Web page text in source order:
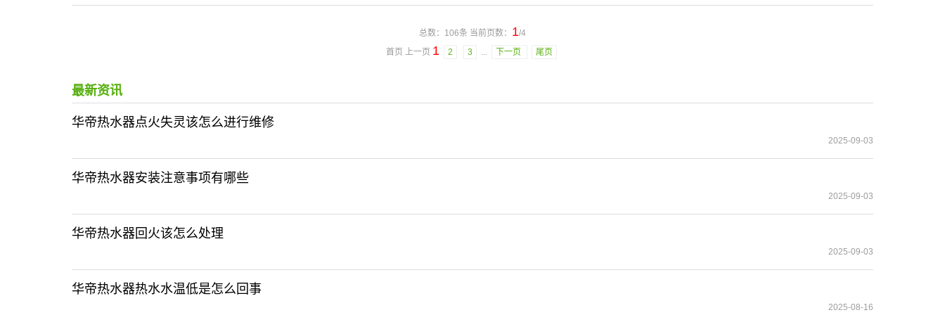
总数：106条 当前页数： 1/4
首页 上一页 1 2 3 下一页 尾页
最新资讯
华帝热水器点火失灵该怎么进行维修
2025-09-03
华帝热水器安装注意事项有哪些
2025-09-03
华帝热水器回火该怎么处理
2025-09-03
华帝热水器热水水温低是怎么回事
2025-08-16